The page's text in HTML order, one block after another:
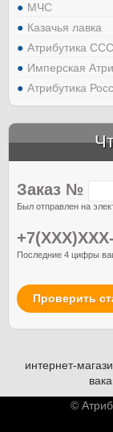
МЧС
Казачья лавка
Атрибутика
Имперская
Атрибутика
Заказ №
Был отправлен на
+7(XXX)XXX-
Последние 4 цифры
Проверить
интернет-
©